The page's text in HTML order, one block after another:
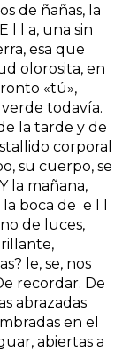
de ñañas, la
l l a, una sin
esa que
olorosita, en
«tú»,
todavía.
la tarde y de
corporal
su cuerpo, se
la mañana,
boca de e l l
de luces,
le, se, nos
recordar. De
abrazadas
en el
abiertas a